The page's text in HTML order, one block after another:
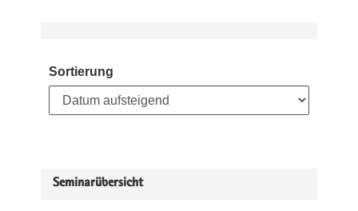
Sortierung
Seminarübersicht